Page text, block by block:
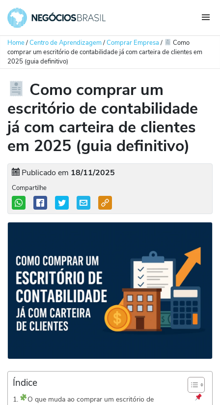
Home/Centro de Aprendizagem/Comprar Empresa/
Como
comprar um escritório de contabilidade já com carteira de clientes em
2025 (guia definitivo)
Como comprar um
escritório de contabilidade
já com carteira de clientes
em 2025 (guia definitivo)
Publicado em 18/11/2025
Compartilhe
Índice
O que muda ao comprar um escritório de